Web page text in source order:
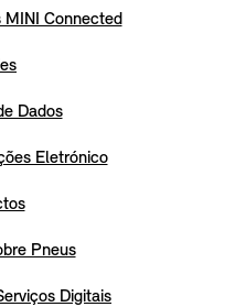
MINI Connected
Dados
Eletrónico
Pneus
Digitais